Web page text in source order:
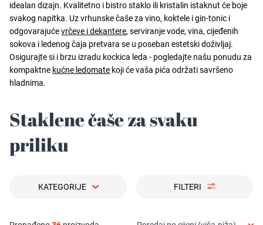
idealan dizajn. Kvalitetno i bistro staklo ili kristalin istaknut će boje
svakog napitka. Uz vrhunske čaše za vino, koktele i gin-tonic i
odgovarajućevrčeve i dekantere, serviranje vode, vina, cijeđenih
sokova i ledenog čaja pretvara se u poseban estetski doživljaj.
Osigurajte si i brzu izradu kockica leda - pogledajte našu ponudu za
kompaktne kućne ledomate koji će vaša pića održati savršeno
hladnima.
Staklene čaše za svaku
priliku
KATEGORIJE FILTERI